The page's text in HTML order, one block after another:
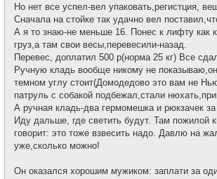
Но нет все успел-вел упаковать,регистция,
Сначала на стойке так удачно вел
А я то знаю-не меньше 16. Понес к лифту как
груз,а там свои весы,перевесили-назад.
Перевес, доплатил 500 р(норма 25 кг) Все
Ручную кладь вообще никому не
темном углу стоит(Домодедово это вам не
патруль с собакой подбежал,стали
А ручная кладь-два гермомешка и рюкзачек за
Иду дальше, где светить будут. Там пожилой
говорит: это тоже взвесить надо. Давлю на
уже,сколько можно!
Он оказался хорошим мужиком: заплати за